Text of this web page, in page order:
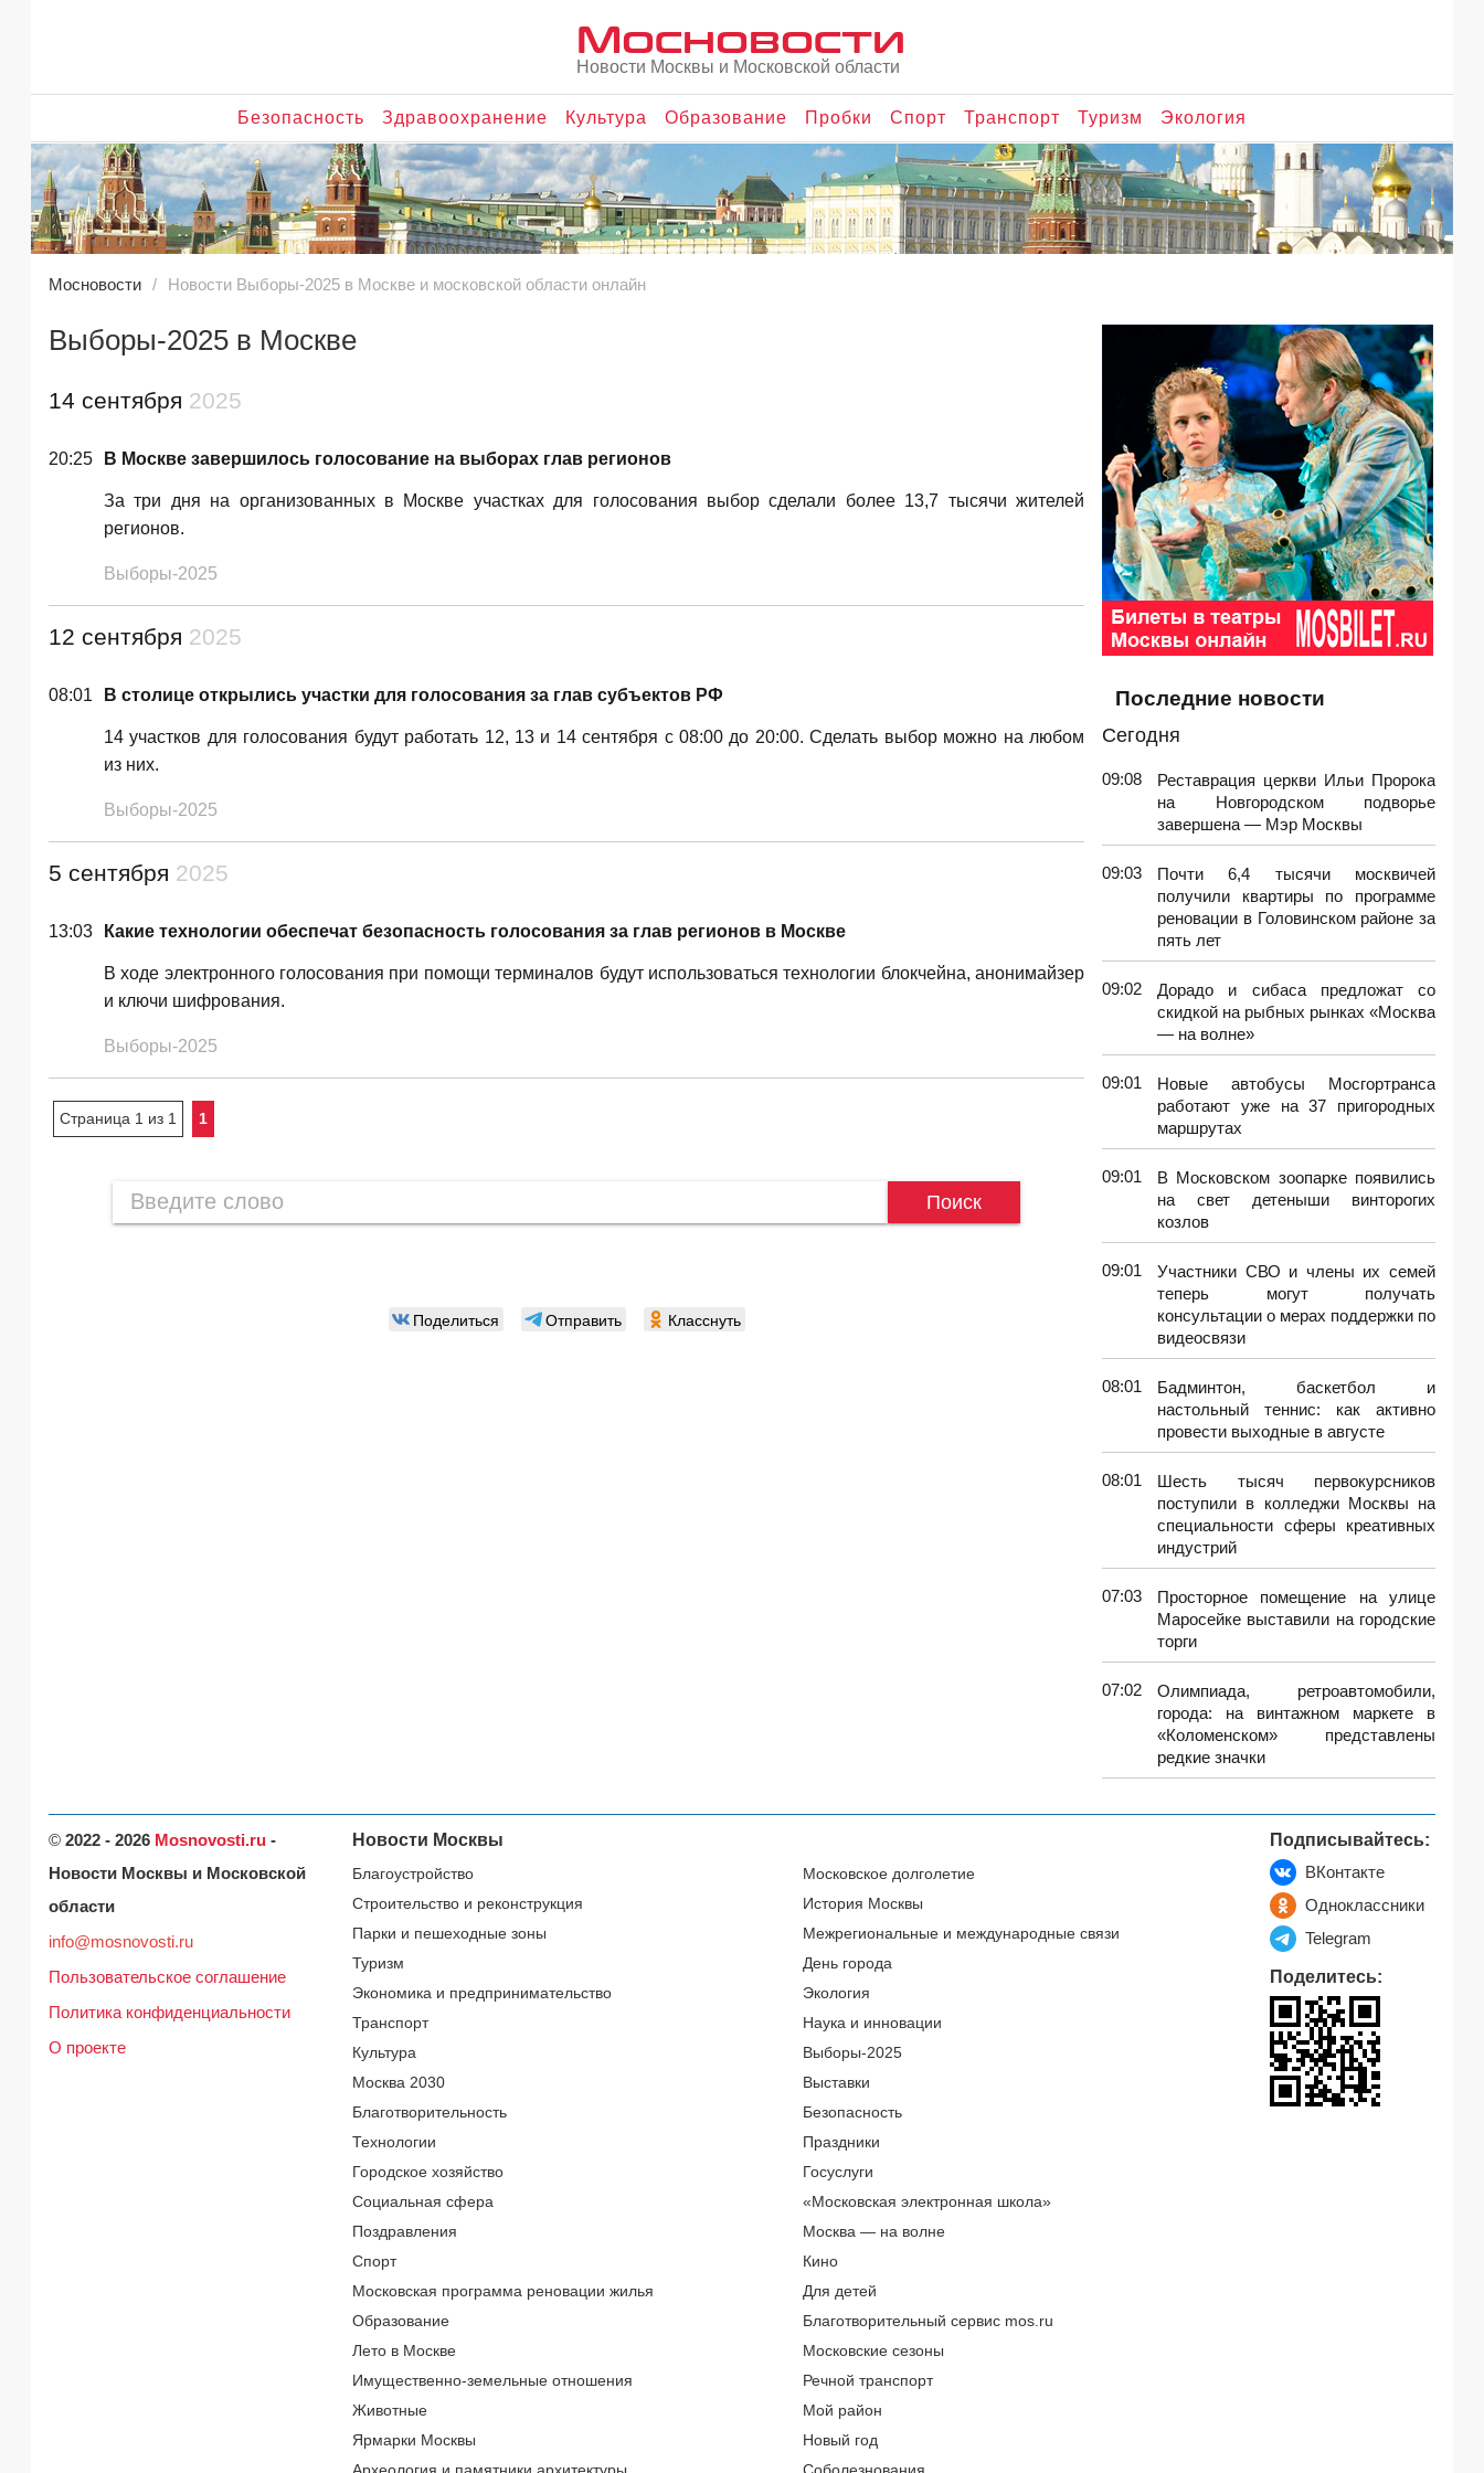
Мосновости
Новости Москвы и Московской области
Безопасность Здравоохранение Культура Образование Пробки Спорт Транспорт Туризм Экология
Мосновости Новости Выборы-2025 в Москве и московской области онлайн
Выборы-2025 в Москве
14 сентября 2025
20:25 В Москве завершилось голосование на выборах глав регионов
За три дня на организованных в Москве участках для голосования выбор сделали более 13,7 тысячи жителей
регионов.
Выборы-2025
12 сентября 2025
08:01 В столице открылись участки для голосования за глав субъектов РФ
14 участков для голосования будут работать 12, 13 и 14 сентября с 08:00 до 20:00. Сделать выбор можно на любом
из них.
Выборы-2025
5 сентября 2025
13:03 Какие технологии обеспечат безопасность голосования за глав регионов в Москве
В ходе электронного голосования при помощи терминалов будут использоваться технологии блокчейна, анонимайзер
и ключи шифрования.
Выборы-2025
Страница 1 из 1 1
Поиск
Поделиться Отправить Класснуть
Последние новости
Сегодня
09:08
Реставрация церкви Ильи Пророка
на Новгородском подворье
завершена — Мэр Москвы
09:03
Почти 6,4 тысячи москвичей
получили квартиры по программе
реновации в Головинском районе за
пять лет
09:02
Дорадо и сибаса предложат со
скидкой на рыбных рынках «Москва
— на волне»
09:01
Новые автобусы Мосгортранса
работают уже на 37 пригородных
маршрутах
09:01
В Московском зоопарке появились
на свет детеныши винторогих
козлов
09:01
Участники СВО и члены их семей
теперь могут получать
консультации о мерах поддержки по
видеосвязи
08:01
Бадминтон, баскетбол и
настольный теннис: как активно
провести выходные в августе
08:01
Шесть тысяч первокурсников
поступили в колледжи Москвы на
специальности сферы креативных
индустрий
07:03
Просторное помещение на улице
Маросейке выставили на городские
торги
07:02
Олимпиада, ретроавтомобили,
города: на винтажном маркете в
«Коломенском» представлены
редкие значки
© 2022 - 2026 Mosnovosti.ru -
Новости Москвы и Московской
области
info@mosnovosti.ru
Пользовательское соглашение
Политика конфиденциальности
О проекте
Новости Москвы
Благоустройство
Строительство и реконструкция
Парки и пешеходные зоны
Туризм
Экономика и предпринимательство
Транспорт
Культура
Москва 2030
Благотворительность
Технологии
Городское хозяйство
Социальная сфера
Поздравления
Спорт
Московская программа реновации жилья
Образование
Лето в Москве
Имущественно-земельные отношения
Животные
Ярмарки Москвы
Московское долголетие
История Москвы
Межрегиональные и международные связи
День города
Экология
Наука и инновации
Выборы-2025
Выставки
Безопасность
Праздники
Госуслуги
«Московская электронная школа»
Москва — на волне
Кино
Для детей
Благотворительный сервис mos.ru
Московские сезоны
Речной транспорт
Мой район
Новый год
Подписывайтесь:
ВКонтакте
Одноклассники
Telegram
Поделитесь: